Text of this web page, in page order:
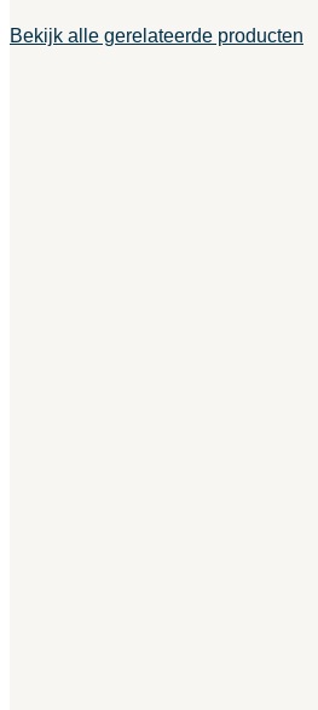
Bekijk alle gerelateerde producten